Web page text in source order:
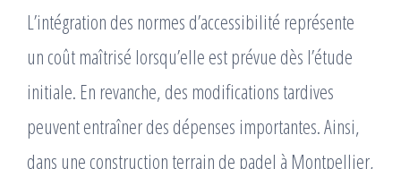
L’intégration des normes d’accessibilité représente
un coût maîtrisé lorsqu’elle est prévue dès l’étude
initiale. En revanche, des modifications tardives
peuvent entraîner des dépenses importantes. Ainsi,
dans une construction terrain de padel à Montpellier,